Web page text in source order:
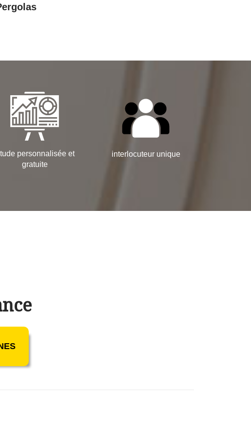
personnalisée et
gratuite
interlocuteur unique